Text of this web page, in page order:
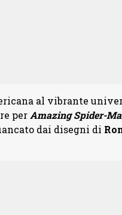
al vibrante
perAmazing Spider-
dai disegni di